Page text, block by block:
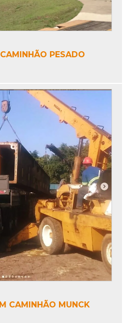
PESADO
CAMINHÃO MUNCK